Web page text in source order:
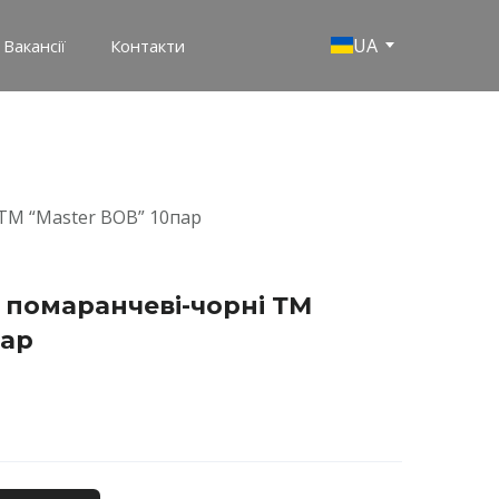
Вакансії Контакти UA
“Master BOB” 10пар
помаранчеві-чорні ТМ